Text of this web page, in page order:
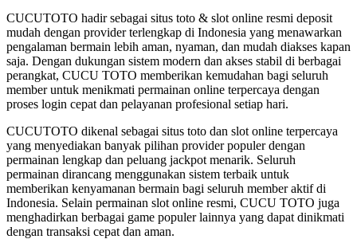
CUCUTOTO hadir sebagai situs toto & slot online resmi deposit
mudah dengan provider terlengkap di Indonesia yang menawarkan
pengalaman bermain lebih aman, nyaman, dan mudah diakses kapan
saja. Dengan dukungan sistem modern dan akses stabil di berbagai
perangkat, CUCU TOTO memberikan kemudahan bagi seluruh
member untuk menikmati permainan online terpercaya dengan
proses login cepat dan pelayanan profesional setiap hari.
CUCUTOTO dikenal sebagai situs toto dan slot online terpercaya
yang menyediakan banyak pilihan provider populer dengan
permainan lengkap dan peluang jackpot menarik. Seluruh
permainan dirancang menggunakan sistem terbaik untuk
memberikan kenyamanan bermain bagi seluruh member aktif di
Indonesia. Selain permainan slot online resmi, CUCU TOTO juga
menghadirkan berbagai game populer lainnya yang dapat dinikmati
dengan transaksi cepat dan aman.